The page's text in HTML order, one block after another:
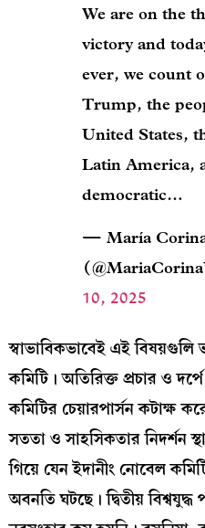
We are on the
victory and
ever, we count
Trump, the
United States,
Latin America,
democratic…
— María
10, 2025
স্বাভাবিকভাবেই এই
কমিটি। অতিরিক্ত প্রচার ও
কমিটির চেয়ারপার্সন কটাক্ষ
সততা ও সাহসিকতার নিদর্শন
গিয়ে যেন ইদানীং নোবেল
অবনতি ঘটছে। দ্বিতীয় বিশ্বযুদ্ধ